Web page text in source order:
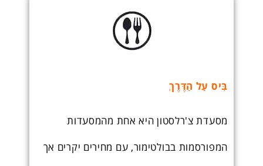
בִּיס עַל הַדֶּרֶךְ
מסעדת צ'רלסטון היא אחת מהמסעדות
המפורסמות בבולטימור, עם מחירים יקרים אך